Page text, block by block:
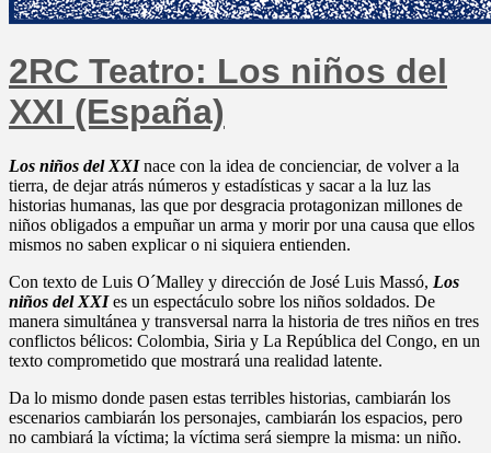
2RC Teatro: Los niños del
XXI (España)
Los niños del XXI nace con la idea de concienciar, de volver a la
tierra, de dejar atrás números y estadísticas y sacar a la luz las
historias humanas, las que por desgracia protagonizan millones de
niños obligados a empuñar un arma y morir por una causa que ellos
mismos no saben explicar o ni siquiera entienden.
Con texto de Luis O´Malley y dirección de José Luis Massó, Los
niños del XXI es un espectáculo sobre los niños soldados. De
manera simultánea y transversal narra la historia de tres niños en tres
conflictos bélicos: Colombia, Siria y La República del Congo, en un
texto comprometido que mostrará una realidad latente.
Da lo mismo donde pasen estas terribles historias, cambiarán los
escenarios cambiarán los personajes, cambiarán los espacios, pero
no cambiará la víctima; la víctima será siempre la misma: un niño.